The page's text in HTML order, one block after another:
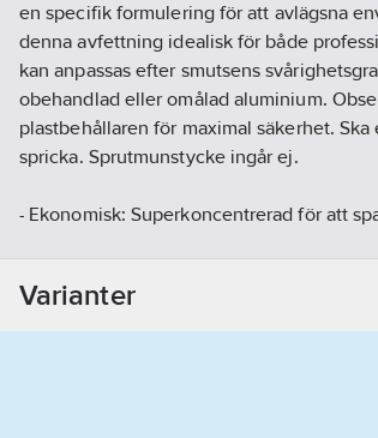
en specifik formulering för att avlägsna
denna avfettning idealisk för både
kan anpassas efter smutsens
obehandlad eller omålad aluminium.
plastbehållaren för maximal säkerhet. Ska
spricka. Sprutmunstycke ingår ej.
- Ekonomisk: Superkoncentrerad för att
Artikelnr: 5012379341
Ean artikelnr: 634240146985
Varianter